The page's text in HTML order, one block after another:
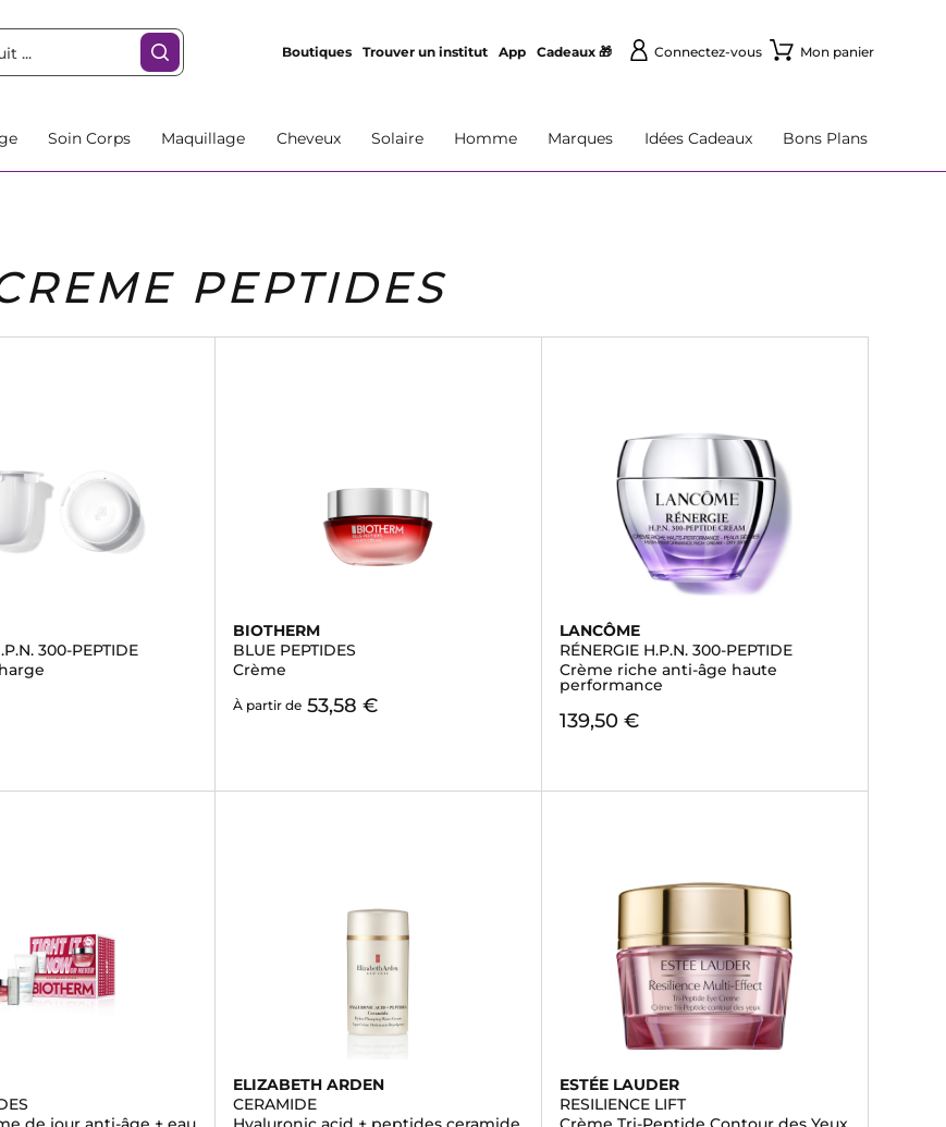
Boutiques Trouver un institut App Cadeaux 🎁 Connectez-vous Mon panier
Soin Corps Maquillage Cheveux Solaire Homme Marques Idées Cadeaux Bons Plans
PEPTIDES
300-PEPTIDE
BIOTHERM
BLUE PEPTIDES
Crème
À partir de 53,58 €
LANCÔME
RÉNERGIE H.P.N. 300-PEPTIDE
Crème riche anti-âge haute
performance
139,50 €
ELIZABETH ARDEN
CERAMIDE
ESTÉE LAUDER
RESILIENCE LIFT